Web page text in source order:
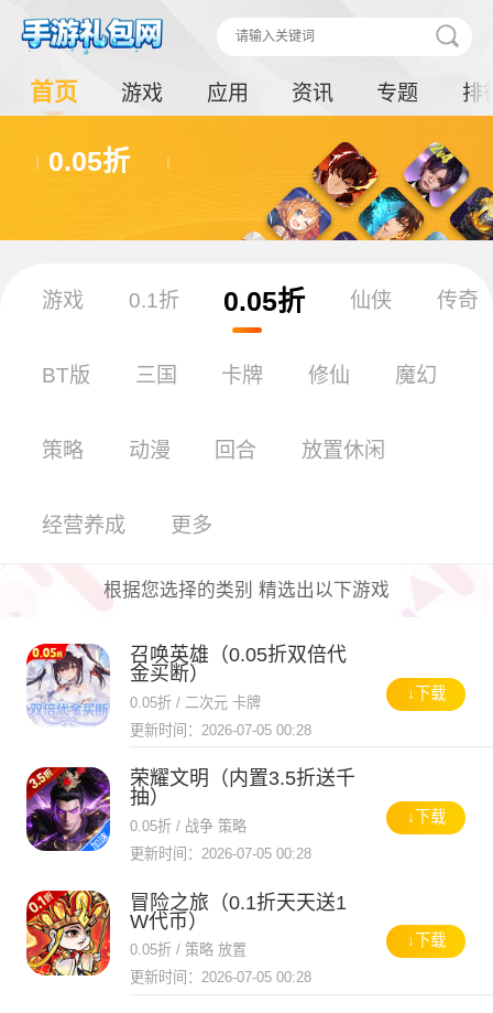
首页 游戏 应用 资讯 专题 排
0.05折
游戏 0.1折 0.05折 仙侠 传奇
BT版 三国 卡牌 修仙 魔幻
策略 动漫 回合 放置休闲
经营养成 更多
根据您选择的类别 精选出以下游戏
召唤英雄（0.05折双倍代
金买断）
0.05折 / 二次元 卡牌
更新时间：2026-07-05 00:28
↓下载
荣耀文明（内置3.5折送千
抽）
0.05折 / 战争 策略
更新时间：2026-07-05 00:28
↓下载
冒险之旅（0.1折天天送1
W代币）
0.05折 / 策略 放置
更新时间：2026-07-05 00:28
↓下载